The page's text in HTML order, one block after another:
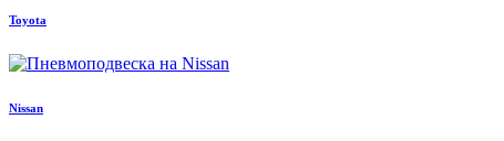
Toyota
Nissan